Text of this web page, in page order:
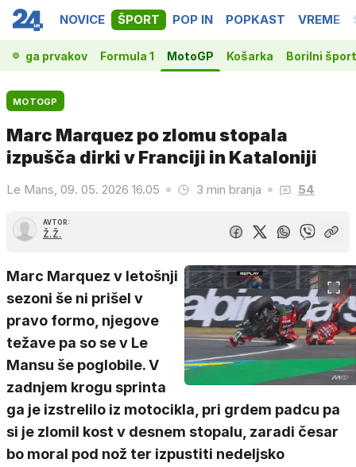
NOVICE ŠPORT POP IN POPKAST VREME
Liga prvakov Formula 1 MotoGP Košarka Borilni
MOTOGP
Marc Marquez po zlomu stopala
izpušča dirki v Franciji in Kataloniji
Le Mans, 09. 05. 2026 16.05 3 min branja 54
AVTOR:
Ž.Ž.
Marc Marquez v letošnji
sezoni še ni prišel v
pravo formo, njegove
težave pa so se v Le
Mansu še poglobile. V
zadnjem krogu sprinta
ga je izstrelilo iz motocikla, pri grdem padcu pa
si je zlomil kost v desnem stopalu, zaradi česar
bo moral pod nož ter izpustiti nedeljsko